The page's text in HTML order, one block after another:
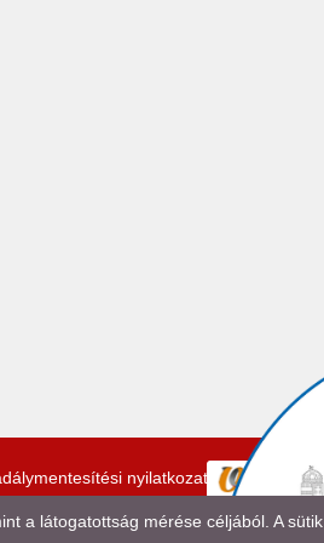
nyilatkozat
a látogatottság mérése céljából. A sütik